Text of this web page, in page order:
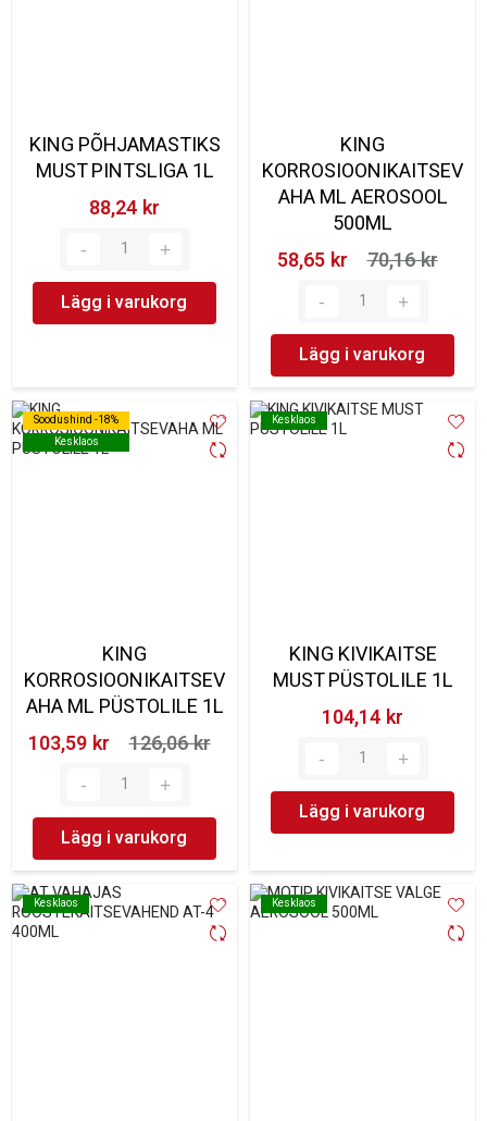
KING PÕHJAMASTIKS
MUST PINTSLIGA 1L
88,24 kr‎
Lägg i varukorg
KING
KORROSIOONIKAITSEV
AHA ML AEROSOOL
500ML
58,65 kr‎
70,16 kr‎
Lägg i varukorg
Soodushind -18%
Kesklaos
Soodushind -18%
Kesklaos
KING
KORROSIOONIKAITSEV
AHA ML PÜSTOLILE 1L
103,59 kr‎
126,06 kr‎
Lägg i varukorg
Kesklaos
Kesklaos
KING KIVIKAITSE
MUST PÜSTOLILE 1L
104,14 kr‎
Lägg i varukorg
Kesklaos
Kesklaos Kesklaos
Kesklaos